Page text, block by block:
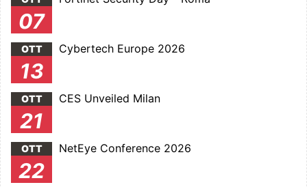
07
OTT
13
Cybertech Europe 2026
OTT
21
CES Unveiled Milan
OTT
22
NetEye Conference 2026